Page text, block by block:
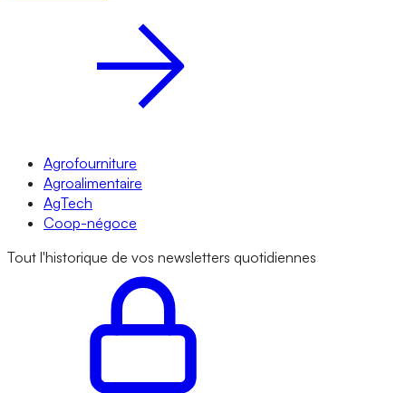
Agrofourniture
Agroalimentaire
AgTech
Coop-négoce
Tout l'historique de vos newsletters quotidiennes